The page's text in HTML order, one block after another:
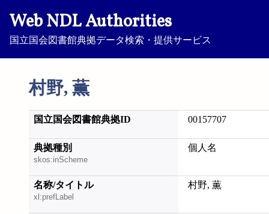
Web NDL Authorities
国立国会図書館典拠データ検索・提供サービス
村野, 薫
国立国会図書館典拠ID 00157707
典拠種別
skos:inScheme
個人名
名称/タイトル
xl:prefLabel
村野, 薫